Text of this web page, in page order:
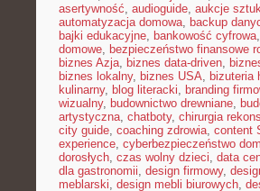
asertywność, audioguide, aukcje
automatyzacja domowa, backup
bajki edukacyjne, bankowość cyfrowa,
domowe, bezpieczeństwo finansowe
biznes Azja, biznes data-driven,
biznes lokalny, biznes USA, bizuteria
kulinarny, blog literacki, branding
wizualny, budownictwo drewniane,
artystyczna, chatboty, chirurgia
city guide, coaching zdrowia, content
experience, cyberbezpieczeństwo
dorosłych, czas wolny dzieci, data
dla gastronomii, design firmowy,
meblarski, design mebli biurowych,